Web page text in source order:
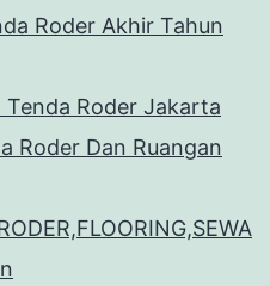
Roder Akhir Tahun
Tenda Roder Jakarta
Roder Dan Ruangan